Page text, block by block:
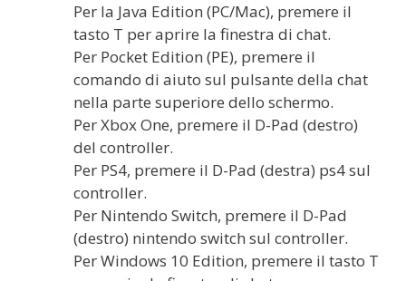
Per la Java Edition (PC/Mac), premere il
tasto T per aprire la finestra di chat.
Per Pocket Edition (PE), premere il
comando di aiuto sul pulsante della chat
nella parte superiore dello schermo.
Per Xbox One, premere il D-Pad (destro)
del controller.
Per PS4, premere il D-Pad (destra) ps4 sul
controller.
Per Nintendo Switch, premere il D-Pad
(destro) nintendo switch sul controller.
Per Windows 10 Edition, premere il tasto T